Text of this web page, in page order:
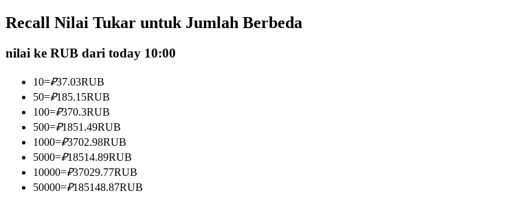
Copy Trading
Bergabunglah dengan pedagang top
Recall Nilai Tukar untuk Jumlah Berbeda
nilai ke RUB dari today 10:00
10=₽37.03RUB
50=₽185.15RUB
100=₽370.3RUB
500=₽1851.49RUB
1000=₽3702.98RUB
5000=₽18514.89RUB
10000=₽37029.77RUB
50000=₽185148.87RUB